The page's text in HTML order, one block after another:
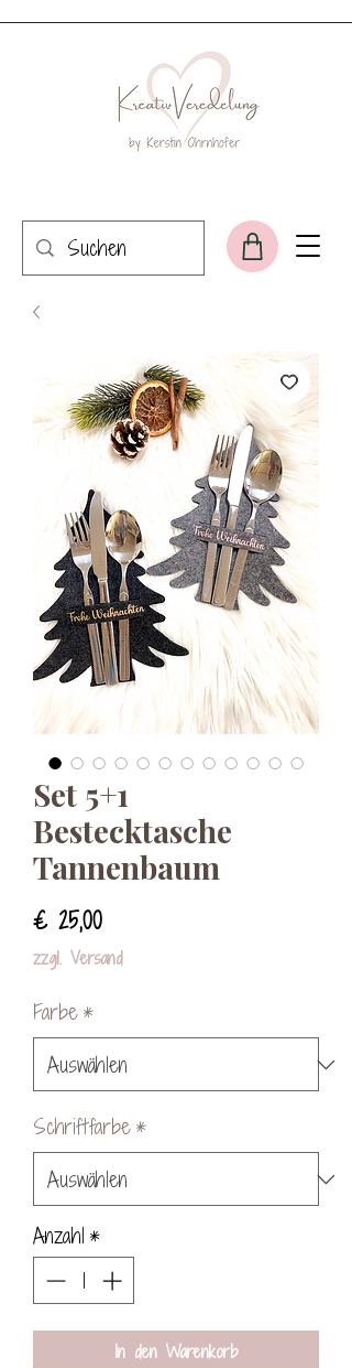
Set 5+1
Bestecktasche
Tannenbaum
€ 25,00Preis
zzgl. Versand
Farbe*
Schriftfarbe*
Anzahl *
In den Warenkorb